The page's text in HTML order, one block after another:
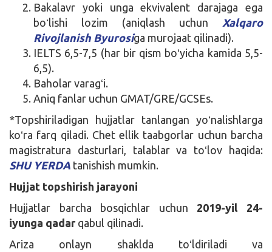
Bakalavr yoki unga ekvivalent darajaga ega
boʻlishi lozim (aniqlash uchun Xalqaro
Rivojlanish Byurosiga murojaat qilinadi).
IELTS 6,5-7,5 (har bir qism boʻyicha kamida 5,5-
6,5).
Baholar varagʻi.
Aniq fanlar uchun GMAT/GRE/GCSEs.
*Topshiriladigan hujjatlar tanlangan yoʻnalishlarga
koʻra farq qiladi. Chet ellik taabgorlar uchun barcha
magistratura dasturlari, talablar va toʻlov haqida:
SHU YERDA tanishish mumkin.
Hujjat topshirish jarayoni
Hujjatlar barcha bosqichlar uchun 2019-yil 24-
iyunga qadar qabul qilinadi.
Ariza onlayn shaklda toʻldiriladi va